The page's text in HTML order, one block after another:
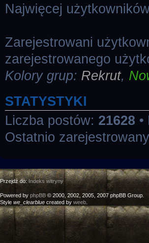
Najwięcej
Zarejestrowani
zarejestrowanego
Kolory grup: Rekrut,
STATYSTYKI
Liczba postów: 21628
Ostatnio
Przejdź do:Indeks witryny
Powered by phpBB © 2000, 2002, 2005, 2007 phpBB Group.
Style we_clearblue created by weeb